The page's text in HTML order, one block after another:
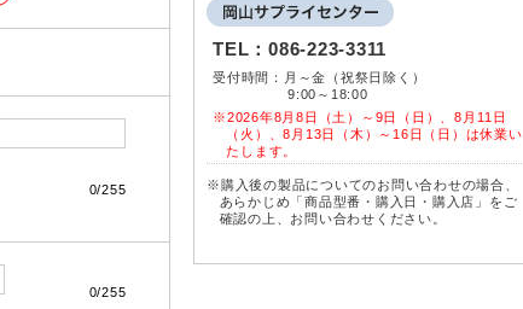
0/255
0/255
TEL： 086-223-3311
受付時間：月～金（祝祭日除く）
9:00～18:00
※2026年8月8日（土）～9日（日）、8月11日
（火）、8月13日（木）～16日（日）は休業い
たします。
※購入後の製品についてのお問い合わせの場合、
あらかじめ「商品型番・購入日・購入店」をご
確認の上、お問い合わせください。